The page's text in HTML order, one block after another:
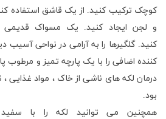
کوچک ترکیب کنید. از یک قاشق استفاده
و لجن ایجاد کنید. یک مسواک قدیمی
کنید.گلگیرها را به آرامی در نواحی آسیب
کننده اضافی را با یک پارچه تمیز و مرطوب
درمان لکه های ناشی از خاک ، مواد غذایی
بود.
همچنین می توانید لکه را با سفید